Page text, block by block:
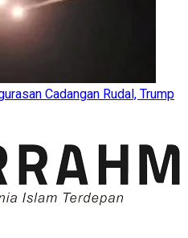
Cadangan Rudal, Trump